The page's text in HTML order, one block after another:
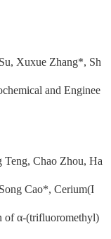
Xuxue Zhang*, Sh
and Enginee
Chao Zhou, Ha
Cao*, Cerium(I
of α-(trifluoromethyl)